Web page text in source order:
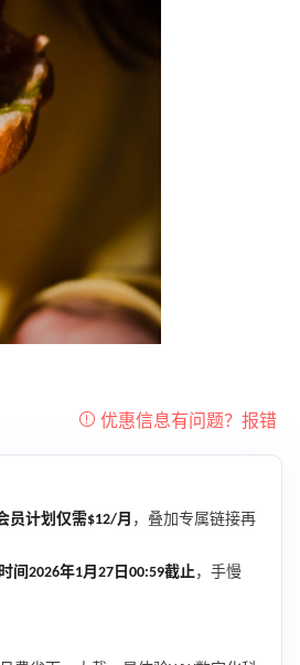
员计划仅需$12/月 ，叠加专属链接再
间2026年1月27日00:59截止，手慢
Columbia Sportswear：夏季大促！哥伦
比亚运动热卖
低至6折
Columbia Sportswear
满$200享8.5折优惠+部分送好礼
TOTEME、ZIMMERMAN 等
Mytheresa
低门槛入手7件套